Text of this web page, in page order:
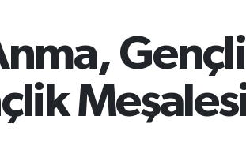
BITCOIN